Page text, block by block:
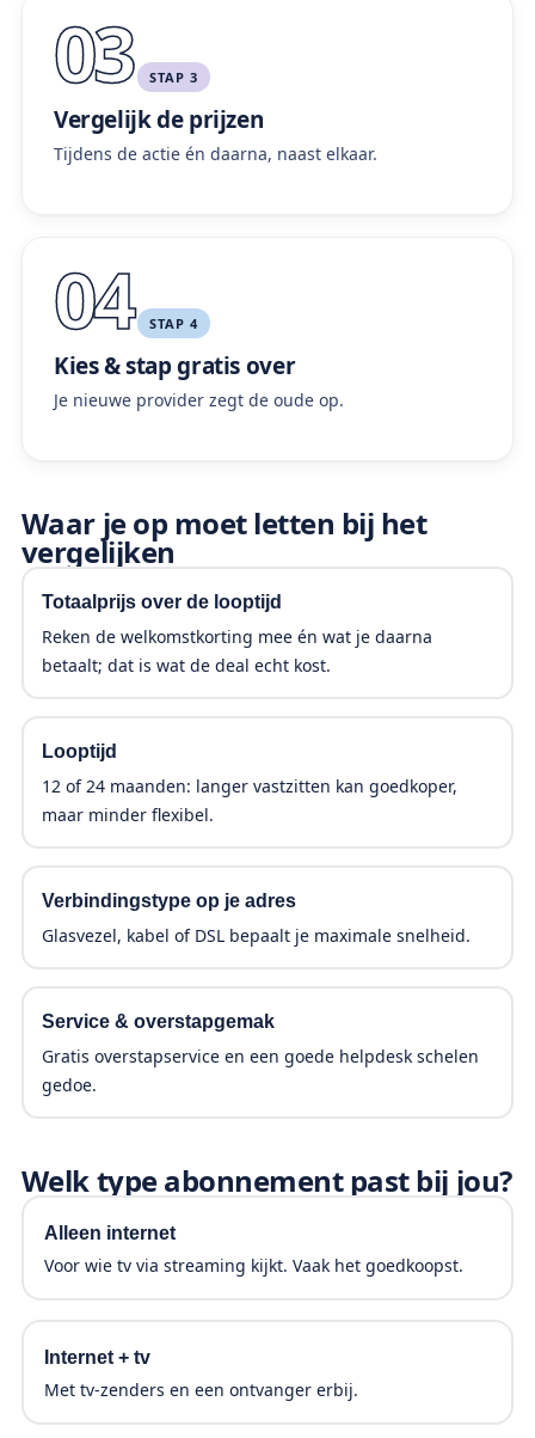
03 STAP 3
Vergelijk de prijzen
Tijdens de actie én daarna, naast elkaar.
04 STAP 4
Kies & stap gratis over
Je nieuwe provider zegt de oude op.
Waar je op moet letten bij het
vergelijken
Totaalprijs over de looptijd
Reken de welkomstkorting mee én wat je daarna
betaalt; dat is wat de deal echt kost.
Looptijd
12 of 24 maanden: langer vastzitten kan goedkoper,
maar minder flexibel.
Verbindingstype op je adres
Glasvezel, kabel of DSL bepaalt je maximale snelheid.
Service & overstapgemak
Gratis overstapservice en een goede helpdesk schelen
gedoe.
Welk type abonnement past bij jou?
Alleen internet
Voor wie tv via streaming kijkt. Vaak het goedkoopst.
Internet + tv
Met tv-zenders en een ontvanger erbij.